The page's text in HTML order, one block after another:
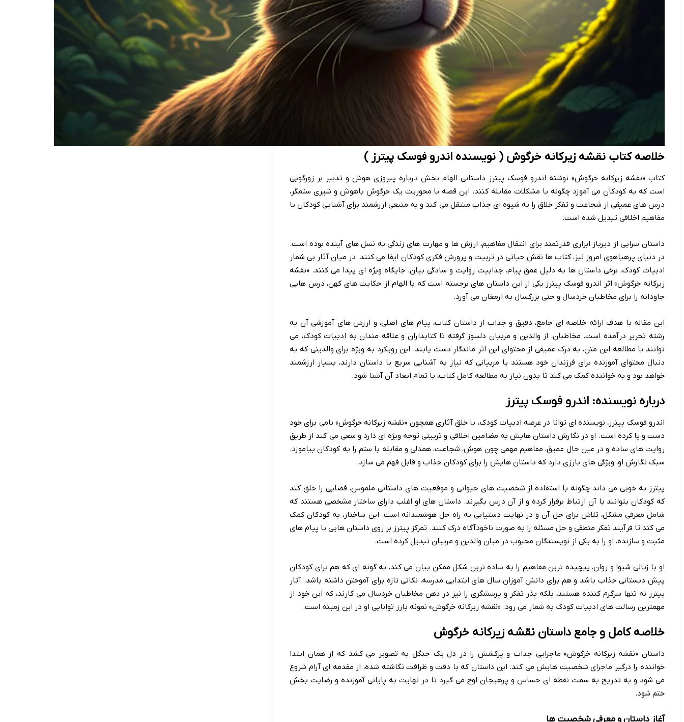
خلاصه کتاب نقشه زیرکانه خرگوش ( نویسنده اندرو فوسک پیترز )
کتاب «نقشه زیرکانه خرگوش» نوشته اندرو فوسک پیترز داستانی الهام بخش درباره پیروزی هوش و تدبیر بر زورگویی
است که به کودکان می آموزد چگونه با مشکلات مقابله کنند. این قصه با محوریت یک خرگوش باهوش و شیری ستمگر،
درس های عمیقی از شجاعت و تفکر خلاق را به شیوه ای جذاب منتقل می کند و به منبعی ارزشمند برای آشنایی کودکان با
مفاهیم اخلاقی تبدیل شده است.
داستان سرایی از دیرباز ابزاری قدرتمند برای انتقال مفاهیم، ارزش ها و مهارت های زندگی به نسل های آینده بوده است.
در دنیای پرهیاهوی امروز نیز، کتاب ها نقش حیاتی در تربیت و پرورش فکری کودکان ایفا می کنند. در میان آثار بی شمار
ادبیات کودک، برخی داستان ها به دلیل عمق پیام، جذابیت روایت و سادگی بیان، جایگاه ویژه ای پیدا می کنند. «نقشه
زیرکانه خرگوش» اثر اندرو فوسک پیترز یکی از این داستان های برجسته است که با الهام از حکایت های کهن، درس هایی
جاودانه را برای مخاطبان خردسال و حتی بزرگسال به ارمغان می آورد.
این مقاله با هدف ارائه خلاصه ای جامع، دقیق و جذاب از داستان کتاب، پیام های اصلی، و ارزش های آموزشی آن به
رشته تحریر درآمده است. مخاطبان، از والدین و مربیان دلسوز گرفته تا کتابداران و علاقه مندان به ادبیات کودک، می
توانند با مطالعه این متن، به درک عمیقی از محتوای این اثر ماندگار دست یابند. این رویکرد به ویژه برای والدینی که به
دنبال محتوای آموزنده برای فرزندان خود هستند یا مربیانی که نیاز به آشنایی سریع با داستان دارند، بسیار ارزشمند
خواهد بود و به خواننده کمک می کند تا بدون نیاز به مطالعه کامل کتاب، با تمام ابعاد آن آشنا شود.
درباره نویسنده: اندرو فوسک پیترز
اندرو فوسک پیترز، نویسنده ای توانا در عرصه ادبیات کودک، با خلق آثاری همچون «نقشه زیرکانه خرگوش» نامی برای خود
دست و پا کرده است. او در نگارش داستان هایش به مضامین اخلاقی و تربیتی توجه ویژه ای دارد و سعی می کند از طریق
روایت های ساده و در عین حال عمیق، مفاهیم مهمی چون هوش، شجاعت، همدلی و مقابله با ستم را به کودکان بیاموزد.
سبک نگارش او، ویژگی های بارزی دارد که داستان هایش را برای کودکان جذاب و قابل فهم می سازد.
پیترز به خوبی می داند چگونه با استفاده از شخصیت های حیوانی و موقعیت های داستانی ملموس، فضایی را خلق کند
که کودکان بتوانند با آن ارتباط برقرار کرده و از آن درس بگیرند. داستان های او اغلب دارای ساختار مشخصی هستند که
شامل معرفی مشکل، تلاش برای حل آن و در نهایت دستیابی به راه حل هوشمندانه است. این ساختار، به کودکان کمک
می کند تا فرآیند تفکر منطقی و حل مسئله را به صورت ناخودآگاه درک کنند. تمرکز پیترز بر روی داستان هایی با پیام های
مثبت و سازنده، او را به یکی از نویسندگان محبوب در میان والدین و مربیان تبدیل کرده است.
او با زبانی شیوا و روان، پیچیده ترین مفاهیم را به ساده ترین شکل ممکن بیان می کند، به گونه ای که هم برای کودکان
پیش دبستانی جذاب باشد و هم برای دانش آموزان سال های ابتدایی مدرسه، نکاتی تازه برای آموختن داشته باشد. آثار
پیترز نه تنها سرگرم کننده هستند، بلکه بذر تفکر و پرسشگری را نیز در ذهن مخاطبان خردسال می کارند، که این خود از
مهمترین رسالت های ادبیات کودک به شمار می رود. «نقشه زیرکانه خرگوش» نمونه بارز توانایی او در این زمینه است.
خلاصه کامل و جامع داستان نقشه زیرکانه خرگوش
داستان «نقشه زیرکانه خرگوش» ماجرایی جذاب و پرکشش را در دل یک جنگل به تصویر می کشد که از همان ابتدا
خواننده را درگیر ماجرای شخصیت هایش می کند. این داستان که با دقت و ظرافت نگاشته شده، از مقدمه ای آرام شروع
می شود و به تدریج به سمت نقطه ای حساس و پرهیجان اوج می گیرد تا در نهایت به پایانی آموزنده و رضایت بخش
ختم شود.
آغاز داستان و معرفی شخصیت ها